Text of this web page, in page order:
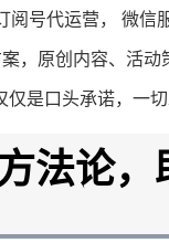
号代运营， 微信
，原创内容、活动
仅是口头承诺，一
法论，